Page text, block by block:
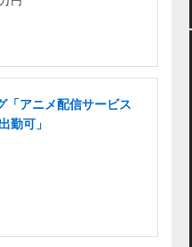
「アニメ配信サービス
勤可」